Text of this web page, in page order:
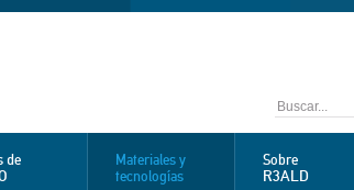
de
Materiales y
tecnologías
Sobre
R3ALD